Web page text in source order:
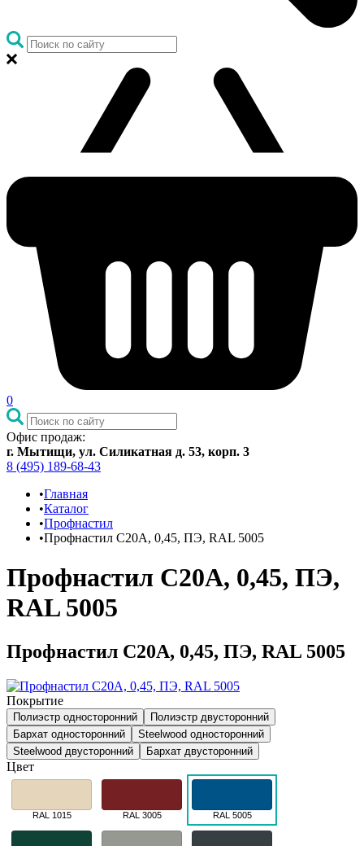
0
Офис продаж:
г. Мытищи, ул. Силикатная д. 53, корп. 3
8 (495) 189-68-43
Главная
Каталог
Профнастил
Профнастил C20A, 0,45, ПЭ, RAL 5005
Профнастил C20A, 0,45, ПЭ,
RAL 5005
Профнастил C20A, 0,45, ПЭ, RAL 5005
Покрытие
Полиэстр односторонний
Полиэстр двусторонний
Бархат односторонний
Steelwood односторонний
Steelwood двусторонний
Бархат двусторонний
Цвет
RAL 1015 RAL 3005 RAL 5005